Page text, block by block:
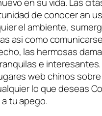
de conocer an
el ambiente,
asi­ como
las hermosas
e interesantes.
web chinos
lo que deseas
tu apego.